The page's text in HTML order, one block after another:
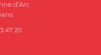
d’Arc
47 20